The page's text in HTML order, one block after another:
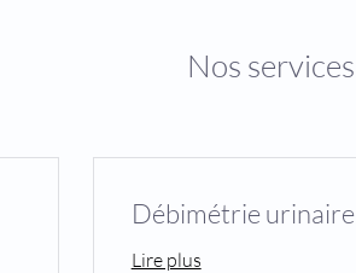
Nos services
Débimétrie urinaire
Lire plus